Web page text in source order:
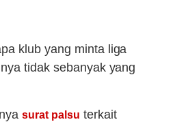
klub yang minta liga
tidak sebanyak yang
surat palsu terkait